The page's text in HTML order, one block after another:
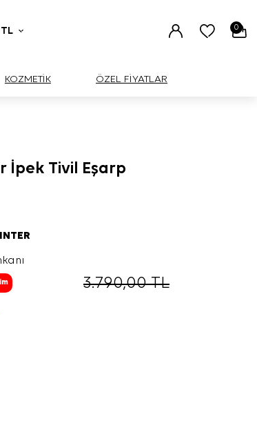
0
KOZMETİK ÖZEL FİYATLAR
İpek Tivil Eşarp
3.790,00TL